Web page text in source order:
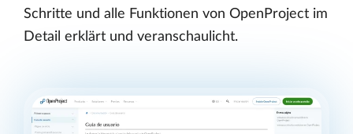
Schritte und alle Funktionen von OpenProject im
Detail erklärt und veranschaulicht.